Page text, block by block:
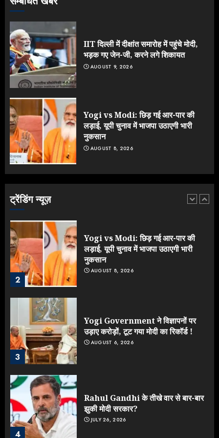
IIT दिल्ली में दीक्षांत समारोह में पहुंचे मोदी,
भड़क गए जेन-जी, करने लगे शिकायत
AUGUST 9, 2026
Yogi vs Modi: छिड़ गई आर-पार की
लड़ाई, यूपी चुनाव में भाजपा उठाएगी भारी
नुकसान
AUGUST 8, 2026
ट्रेंडिंग न्यूज़
4
5
JULY 24, 2026
1
भड़क गए जेन-जी, करने लगे शिकायत
2
Yogi vs Modi: छिड़ गई आर-पार की
लड़ाई, यूपी चुनाव में भाजपा उठाएगी भारी
नुकसान
AUGUST 8, 2026
3
Yogi Government ने विज्ञापनों पर
उड़ाए करोड़ों, टूट गया मोदी का रिकॉर्ड !
AUGUST 6, 2026
4
Rahul Gandhi के तीखे वार से बार-बार
झुकी मोदी सरकार?
JULY 26, 2026